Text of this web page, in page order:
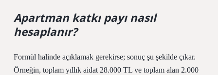
Apartman katkı payı nasıl
hesaplanır?
Formül halinde açıklamak gerekirse; sonuç şu şekilde çıkar.
Örneğin, toplam yıllık aidat 28.000 TL ve toplam alan 2.000